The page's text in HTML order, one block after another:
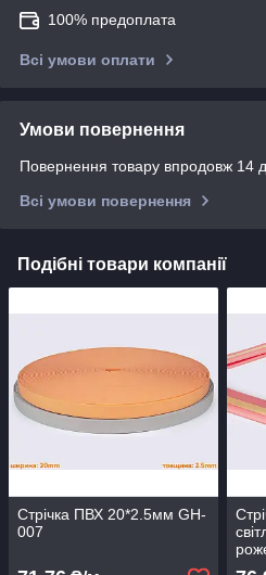
100% предоплата
Всі умови оплати
Умови повернення
Повернення товару впродовж 14
Всі умови повернення
Подібні товари компанії
Стрічка ПВХ 20*2.5мм GH-
007